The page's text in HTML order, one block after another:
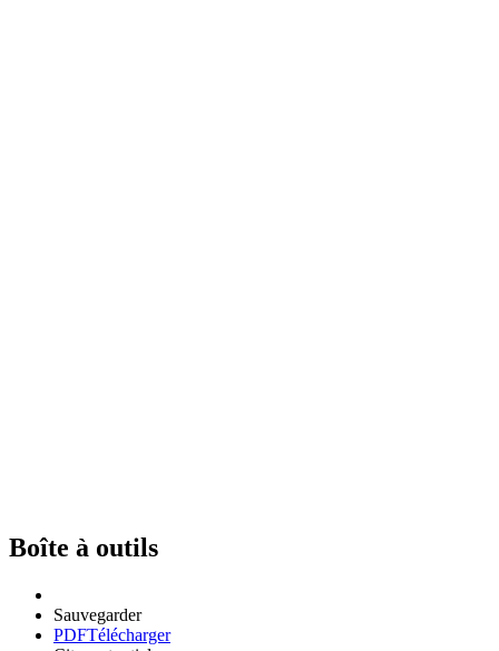
Boîte à outils
Sauvegarder
PDFTélécharger